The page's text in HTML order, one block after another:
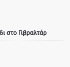
στο Γιβραλτάρ